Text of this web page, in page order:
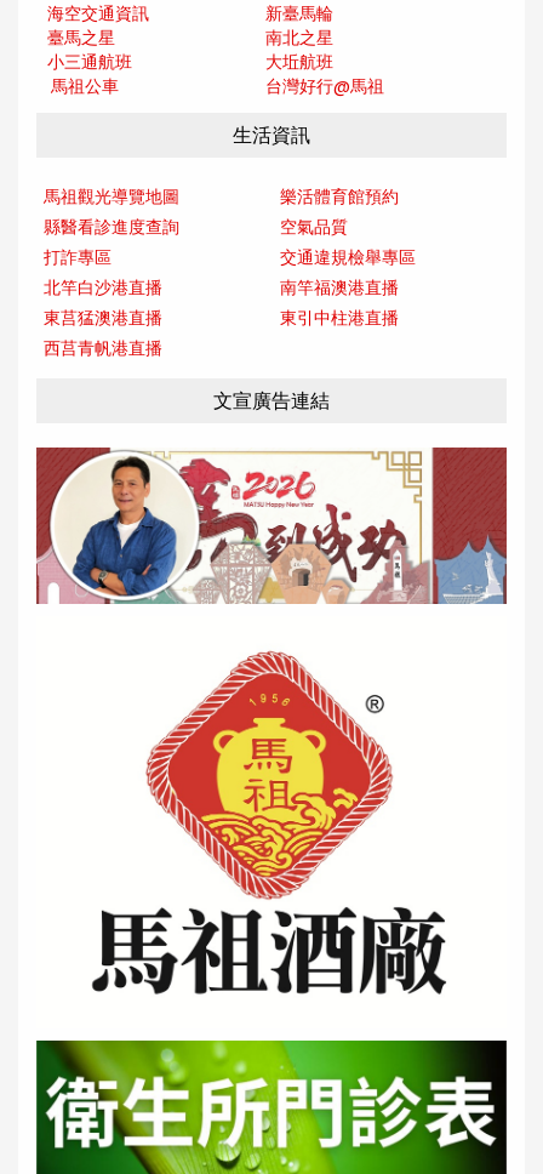
海空交通資訊
新臺馬輪
臺馬之星
南北之星
小三通航班
大坵航班
馬祖公車
台灣好行@馬祖
生活資訊
馬祖觀光導覽地圖
樂活體育館預約
縣醫看診進度查詢
空氣品質
打詐專區
交通違規檢舉專區
北竿白沙港直播
南竿福澳港直播
東莒猛澳港直播
東引中柱港直播
西莒青帆港直播
文宣廣告連結